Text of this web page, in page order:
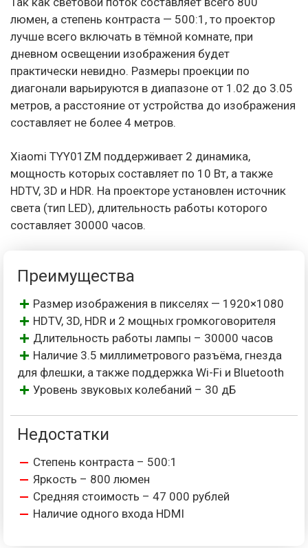
люмен, а степень контраста — 500:1, то проектор
лучше всего включать в тёмной комнате, при
дневном освещении изображения будет
практически невидно. Размеры проекции по
диагонали варьируются в диапазоне от 1.02 до 3.05
метров, а расстояние от устройства до изображения
составляет не более 4 метров.
Xiaomi TYY01ZM поддерживает 2 динамика,
мощность которых составляет по 10 Вт, а также
HDTV, 3D и HDR. На проекторе установлен источник
света (тип LED), длительность работы которого
составляет 30000 часов.
Преимущества
Размер изображения в пикселях — 1920×1080
HDTV, 3D, HDR и 2 мощных громкоговорителя
Длительность работы лампы – 30000 часов
Наличие 3.5 миллиметрового разъёма, гнезда
для флешки, а также поддержка Wi-Fi и Bluetooth
Уровень звуковых колебаний – 30 дБ
Недостатки
Степень контраста – 500:1
Яркость – 800 люмен
Средняя стоимость – 47 000 рублей
Наличие одного входа HDMI